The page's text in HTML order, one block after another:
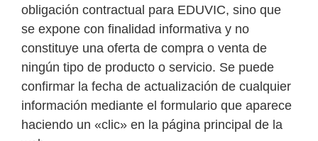
obligación contractual para EDUVIC, sino que
se expone con finalidad informativa y no
constituye una oferta de compra o venta de
ningún tipo de producto o servicio. Se puede
confirmar la fecha de actualización de cualquier
información mediante el formulario que aparece
haciendo un «clic» en la página principal de la